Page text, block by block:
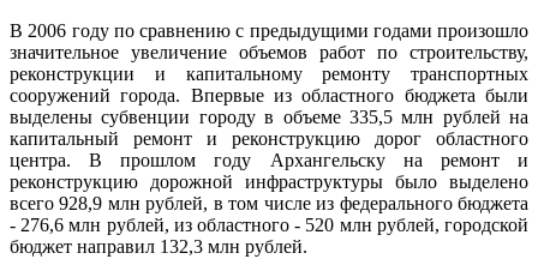
В 2006 году по сравнению с предыдущими годами произошло
значительное увеличение объемов работ по строительству,
реконструкции и капитальному ремонту транспортных
сооружений города. Впервые из областного бюджета были
выделены субвенции городу в объеме 335,5 млн рублей на
капитальный ремонт и реконструкцию дорог областного
центра. В прошлом году Архангельску на ремонт и
реконструкцию дорожной инфраструктуры было выделено
всего 928,9 млн рублей, в том числе из федерального бюджета
- 276,6 млн рублей, из областного - 520 млн рублей, городской
бюджет направил 132,3 млн рублей.